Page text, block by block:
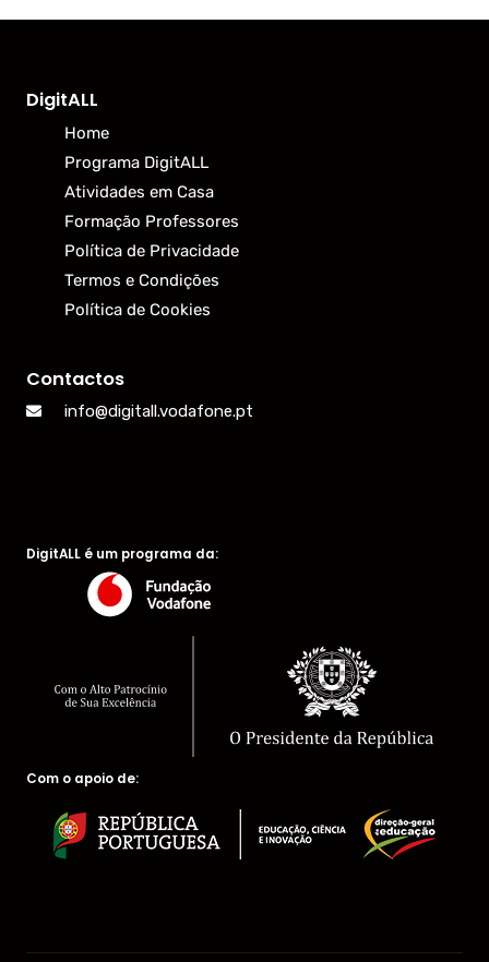
DigitALL
Home
Programa DigitALL
Atividades em Casa
Formação Professores
Política de Privacidade
Termos e Condições
Política de Cookies
Contactos
info@digitall.vodafone.pt
DigitALL é um programa da:
Com o apoio de: